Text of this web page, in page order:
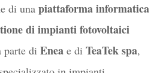
di una piattaforma informatica
di impianti fotovoltaici
parte di Eneae di TeaTek spa,